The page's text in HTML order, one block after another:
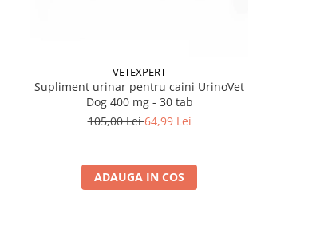
VETEXPERT
Supliment urinar pentru caini UrinoVet
Dog 400 mg - 30 tab
105,00 Lei64,99 Lei
ADAUGA IN COS